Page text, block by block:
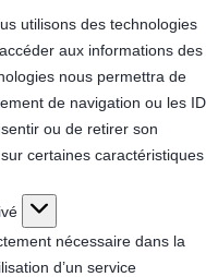
utilisons des technologies
aux informations des
nous permettra de
de navigation ou les ID
ou de retirer son
certaines caractéristiques
nécessaire dans la
d’un service